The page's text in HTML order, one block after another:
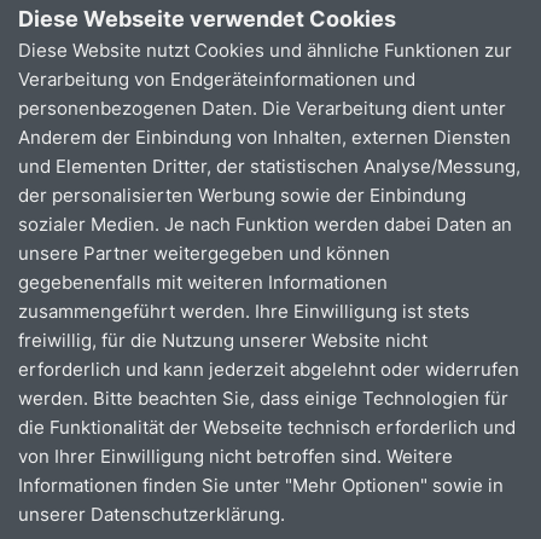
Diese Webseite verwendet Cookies
Diese Website nutzt Cookies und ähnliche Funktionen zur
Verarbeitung von Endgeräteinformationen und
personenbezogenen Daten. Die Verarbeitung dient unter
Anderem der Einbindung von Inhalten, externen Diensten
und Elementen Dritter, der statistischen Analyse/Messung,
der personalisierten Werbung sowie der Einbindung
sozialer Medien. Je nach Funktion werden dabei Daten an
unsere Partner weitergegeben und können
gegebenenfalls mit weiteren Informationen
zusammengeführt werden. Ihre Einwilligung ist stets
freiwillig, für die Nutzung unserer Website nicht
erforderlich und kann jederzeit abgelehnt oder widerrufen
werden. Bitte beachten Sie, dass einige Technologien für
die Funktionalität der Webseite technisch erforderlich und
von Ihrer Einwilligung nicht betroffen sind. Weitere
Informationen finden Sie unter "Mehr Optionen" sowie in
unserer Datenschutzerklärung.
Bei der Beförderung von (elektrischen) Rollstühlen ist
das zulässige Gesamtgewicht (Nutzer + Stuhl) der
Rampe zu beachten. Dieses liegt in der Regel bei 300
bzw. 350 Kilogramm.
Rollatoren
Falls Sie mit einem Rollator unterwegs sind, bitten wir
Sie, diesen zu sichern und sich auf einen freien Platz
im Bus zu setzen. Das Sitzen auf dem Rollator
während der Fahrt gefährdet Ihre sowie die Sicherheit
der anderen Fahrgäste.
E-Scooter
Bei der Beförderung von E-Scootern ist ebenfalls das
zulässige Gesamtgewicht zu beachten. Darüber hinaus
gilt: Nur wenn der E-Scooter für die Nutzung im ÖPNV
zugelassen ist, kann dieser befördert werden. Kriterien
hierfür sind: